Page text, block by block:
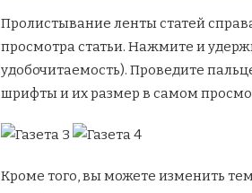
Пролистывание ленты статей
просмотра статьи. Нажмите и
удобочитаемость). Проведите
шрифты и их размер в самом
Кроме того, вы можете изменить